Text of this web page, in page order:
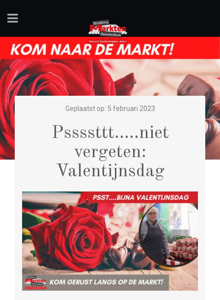
Geplaatst op: 5 februari 2023
Pssssttt…..niet
vergeten:
Valentijnsdag